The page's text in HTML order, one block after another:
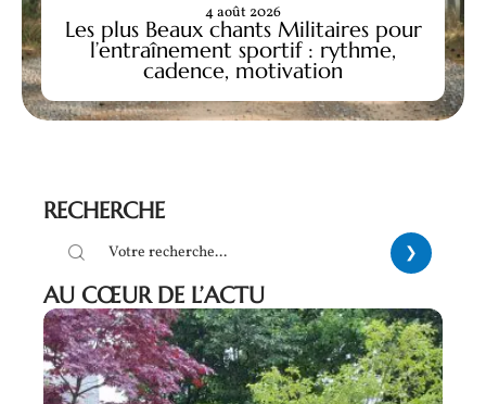
Les plus Beaux chants Militaires pour
l’entraînement sportif : rythme,
cadence, motivation
4 août 2026
RECHERCHE
AU CŒUR DE L’ACTU